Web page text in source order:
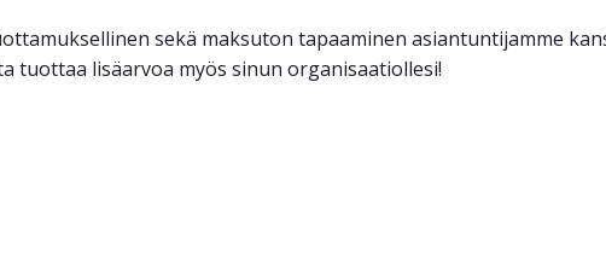
sekä maksuton tapaaminen asiantuntijamme
tuottaa lisäarvoa myös sinun organisaatiollesi!